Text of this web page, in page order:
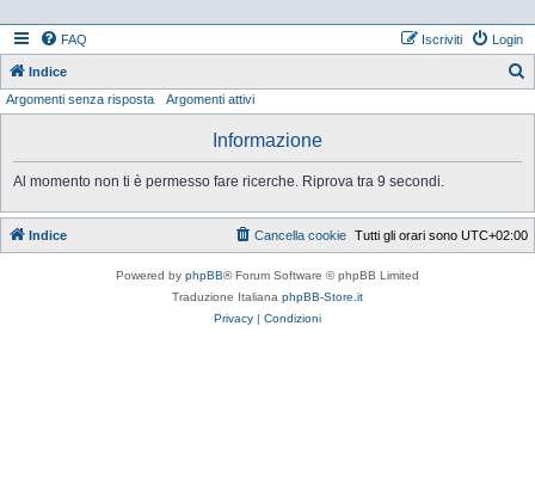
FAQ Login
Iscriviti
Indice
Argomenti senza risposta Argomenti attivi
Informazione
Al momento non ti è permesso fare ricerche. Riprova tra 9 secondi.
Indice Tutti gli orari sono UTC+02:00
Cancella cookie
Powered by phpBB® Forum Software © phpBB Limited
Traduzione Italiana phpBB-Store.it
Privacy | Condizioni